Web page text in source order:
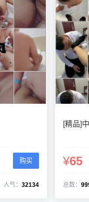
购买
人气： 32134
[精品]
¥65
总数：